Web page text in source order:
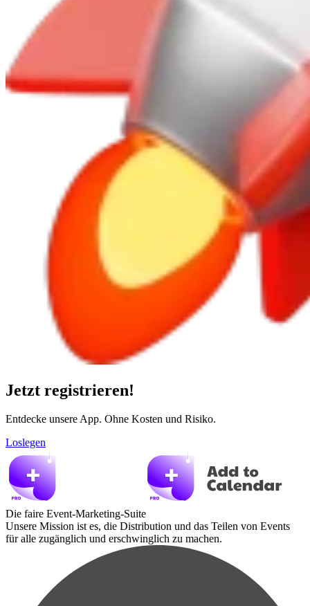
Jetzt registrieren!
Entdecke unsere App. Ohne Kosten und Risiko.
Loslegen
Die faire Event-Marketing-Suite
Unsere Mission ist es, die Distribution und das Teilen von Events
für alle zugänglich und erschwinglich zu machen.